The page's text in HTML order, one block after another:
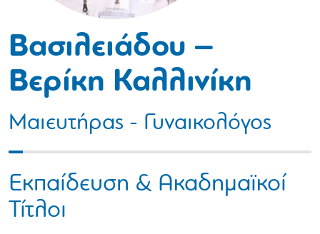
Βασιλειάδου –
Βερίκη Καλλινίκη
Μαιευτήρας - Γυναικολόγος
Εκπαίδευση & Ακαδημαϊκοί
Τίτλοι